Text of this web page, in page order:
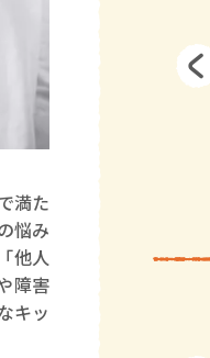
満た
悩み
他人
障害
キッ
サム！ 二重拘束の…
川瀬七緒